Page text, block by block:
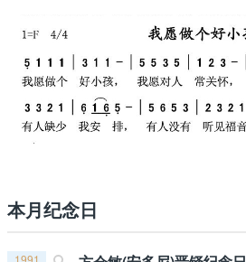
教区简介
信仰文萃
教会圣月
本月纪念日